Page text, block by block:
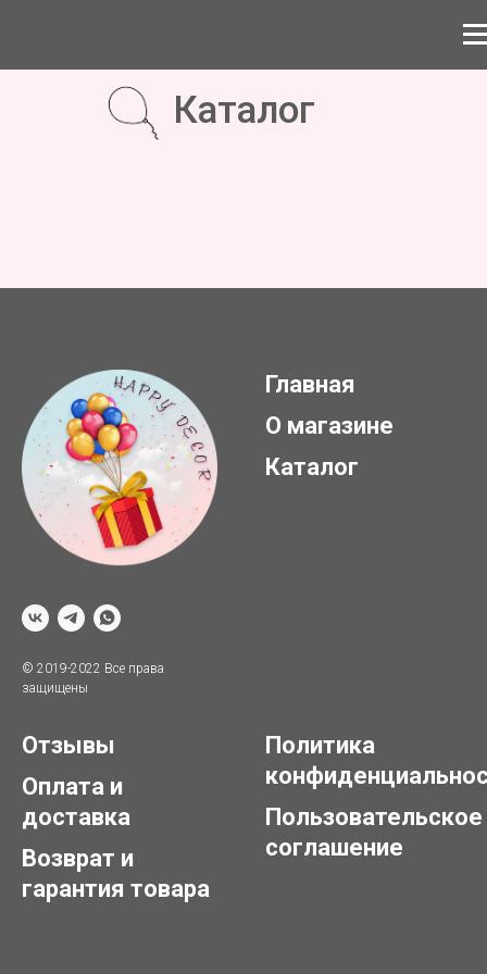
Каталог
© 2019-2022 Все права
защищены
Главная
О магазине
Каталог
Отзывы
Оплата и
доставка
Возврат и
гарантия товара
Политика
Пользовательское
соглашение